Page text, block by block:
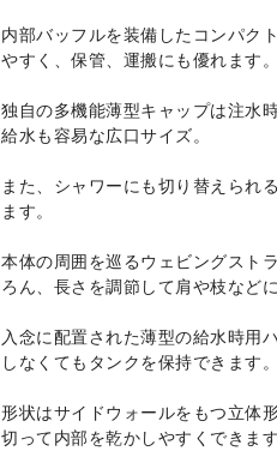
内部バッフルを装備したコンパク
やすく、保管、運搬にも優れます。
独自の多機能薄型キャップは注水
給水も容易な広口サイズ。
また、シャワーにも切り替えられ
ます。
本体の周囲を巡るウェビングスト
ろん、長さを調節して肩や枝など
入念に配置された薄型の給水時用
しなくてもタンクを保持できます。
形状はサイドウォールをもつ立体
切って内部を乾かしやすくできます